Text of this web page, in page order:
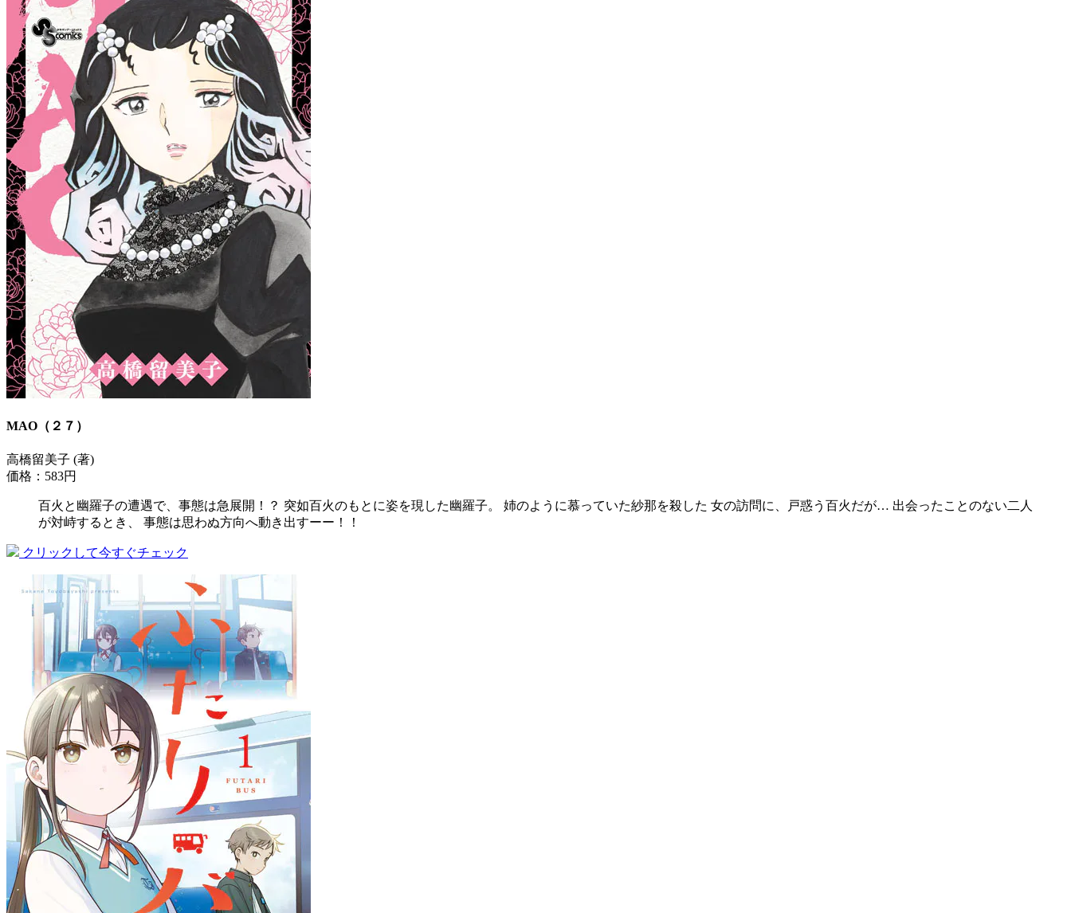
MAO（２７）
高橋留美子 (著)
価格：583円
百火と幽羅子の遭遇で、事態は急展開！？ 突如百火のもとに姿を現した幽羅子。 姉のように慕っていた紗那を殺した 女の訪問に、戸惑う百火だが… 出会ったことのない二人
が対峙するとき、 事態は思わぬ方向へ動き出すーー！！
クリックして今すぐチェック